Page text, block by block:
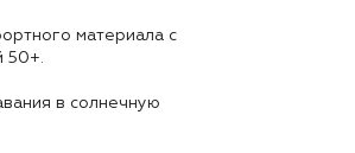
материала с
50+.
в солнечную